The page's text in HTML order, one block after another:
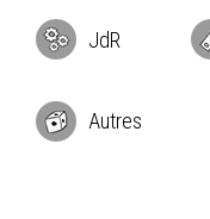
JdR
Autres